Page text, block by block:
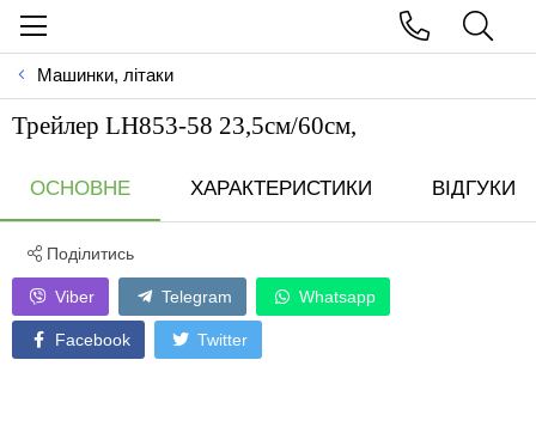
Машинки, літаки
Трейлер LH853-58 23,5см/60см,
ОСНОВНЕ ХАРАКТЕРИСТИКИ ВІДГУКИ
Поділитись
Viber Telegram Whatsapp
Facebook Twitter